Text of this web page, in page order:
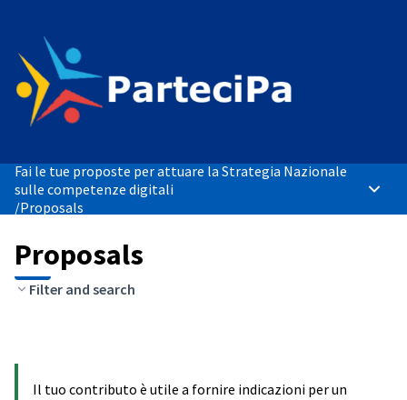
Fai le tue proposte per attuare la Strategia Nazionale
sulle competenze digitali
/Proposals
Main
Proposals
Filter and search
Il tuo contributo è utile a fornire indicazioni per un